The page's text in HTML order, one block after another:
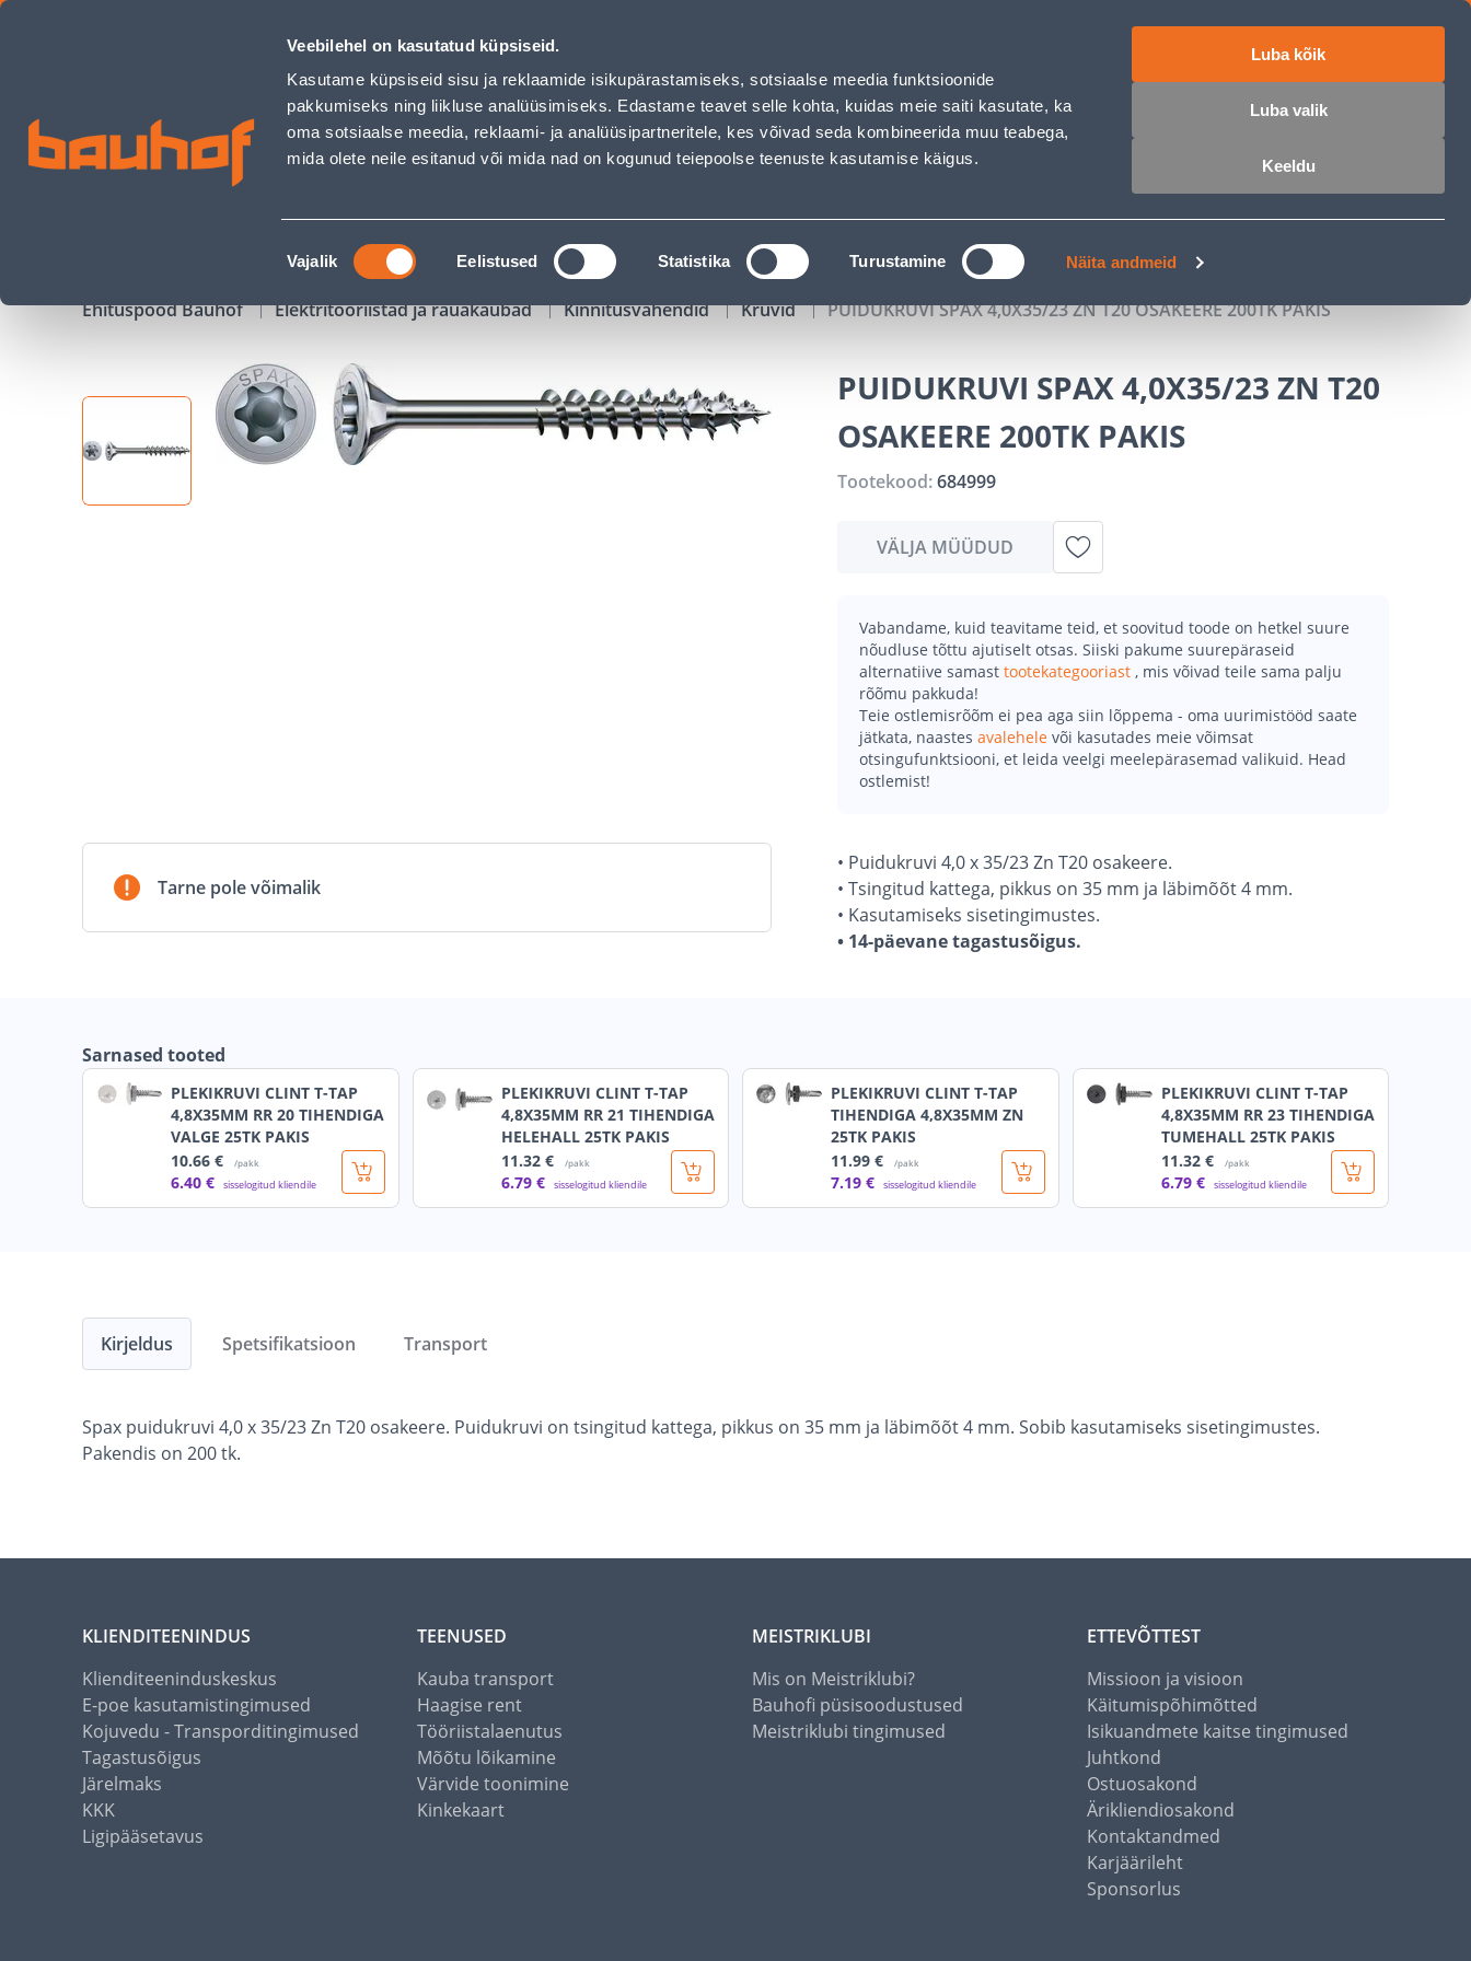
Veebilehel on kasutatud küpsiseid.
Kasutame küpsiseid sisu ja reklaamide isikupärastamiseks, sotsiaalse meedia funktsioonide
pakkumiseks ning liikluse analüüsimiseks. Edastame teavet selle kohta, kuidas meie saiti kasutate, ka
oma sotsiaalse meedia, reklaami- ja analüüsipartneritele, kes võivad seda kombineerida muu teabega,
mida olete neile esitanud või mida nad on kogunud teiepoolse teenuste kasutamise käigus.
Nõusoleku
valik
Vajalik Eelistused Statistika Turustamine Näita andmeid
Luba kõik
Luba valik
Keeldu
PUIDUKRUVI SPAX 4,0X35/23 ZN T20 OSAKEERE 200TK PAKIS - Bauhof has loaded
Äriklienditeenindus Klienditeenindus Teenused Karjäärileht
OTSI Logi sisse
KAMPAANIAD KATALOOGID TÖÖRIISTALAENUTUS JÄRELMAKS
Ehituspood Bauhof Elektritööriistad ja rauakaubad Kinnitusvahendid Kruvid PUIDUKRUVI SPAX 4,0X35/23 ZN T20 OSAKEERE 200TK PAKIS
Tarne pole võimalik
PUIDUKRUVI SPAX 4,0X35/23 ZN T20
OSAKEERE 200TK PAKIS
Tootekood:684999
VÄLJA MÜÜDUD
Vabandame, kuid teavitame teid, et soovitud toode on hetkel suure
nõudluse tõttu ajutiselt otsas. Siiski pakume suurepäraseid
alternatiive samast tootekategooriast , mis võivad teile sama palju
rõõmu pakkuda!
Teie ostlemisrõõm ei pea aga siin lõppema - oma uurimistööd saate
jätkata, naastes avalehele või kasutades meie võimsat
otsingufunktsiooni, et leida veelgi meelepärasemad valikuid. Head
ostlemist!
• Puidukruvi 4,0 x 35/23 Zn T20 osakeere.
• Tsingitud kattega, pikkus on 35 mm ja läbimõõt 4 mm.
• Kasutamiseks sisetingimustes.
• 14-päevane tagastusõigus.
Sarnased tooted
PLEKIKRUVI CLINT T-TAP
4,8X35MM RR 20 TIHENDIGA
VALGE 25TK PAKIS
10.66 € /pakk
6.40 € sisselogitud kliendile
PLEKIKRUVI CLINT T-TAP
4,8X35MM RR 21 TIHENDIGA
HELEHALL 25TK PAKIS
11.32 € /pakk
6.79 € sisselogitud kliendile
PLEKIKRUVI CLINT T-TAP
TIHENDIGA 4,8X35MM ZN
25TK PAKIS
11.99 € /pakk
7.19 € sisselogitud kliendile
PLEKIKRUVI CLINT T-TAP
4,8X35MM RR 23 TIHENDIGA
TUMEHALL 25TK PAKIS
11.32 € /pakk
6.79 € sisselogitud kliendile
Kirjeldus
Spax puidukruvi 4,0 x 35/23 Zn T20 osakeere. Puidukruvi on tsingitud kattega, pikkus on 35 mm ja läbimõõt 4 mm. Sobib kasutamiseks sisetingimustes.
Pakendis on 200 tk.
Spetsifikatsioon Transport
KLIENDITEENINDUS
Klienditeeninduskeskus
E-poe kasutamistingimused
Kojuvedu - Transporditingimused
Tagastusõigus
Järelmaks
KKK
Ligipääsetavus
TEENUSED
Kauba transport
Haagise rent
Tööriistalaenutus
Mõõtu lõikamine
Värvide toonimine
Kinkekaart
MEISTRIKLUBI
Mis on Meistriklubi?
Bauhofi püsisoodustused
Meistriklubi tingimused
ETTEVÕTTEST
Missioon ja visioon
Käitumispõhimõtted
Isikuandmete kaitse tingimused
Juhtkond
Ostuosakond
Ärikliendiosakond
Kontaktandmed
Karjäärileht
Sponsorlus